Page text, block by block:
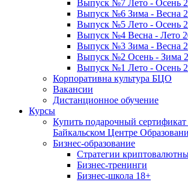
Выпуск №7 Лето - Осень
Выпуск №6 Зима - Весна
Выпуск №5 Лето - Осень
Выпуск №4 Весна - Лето
Выпуск №3 Зима - Весна
Выпуск №2 Осень - Зима
Выпуск №1 Лето - Осень
Корпоративна культура БЦО
Вакансии
Дистанционное обучение
Курсы
Купить подарочный сертификат
Байкальском Центре
Бизнес-образование
Стратегии
Бизнес-тренинги
Бизнес-школа 18+